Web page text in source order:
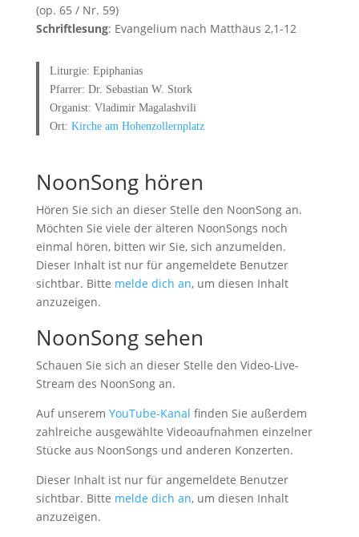
(op. 65 / Nr. 59)
Schriftlesung: Evangelium nach Matthäus 2,1-12
Liturgie: Epiphanias
Pfarrer: Dr. Sebastian W. Stork
Organist: Vladimir Magalashvili
Ort:Kirche am Hohenzollernplatz
NoonSong hören
Hören Sie sich an dieser Stelle den NoonSong an.
Möchten Sie viele der älteren NoonSongs noch
einmal hören, bitten wir Sie, sich anzumelden.
Dieser Inhalt ist nur für angemeldete Benutzer
sichtbar. Bitte melde dich an, um diesen Inhalt
anzuzeigen.
NoonSong sehen
Schauen Sie sich an dieser Stelle den Video-Live-
Stream des NoonSong an.
Auf unserem YouTube-Kanal finden Sie außerdem
zahlreiche ausgewählte Videoaufnahmen einzelner
Stücke aus NoonSongs und anderen Konzerten.
Dieser Inhalt ist nur für angemeldete Benutzer
sichtbar. Bitte melde dich an, um diesen Inhalt
anzuzeigen.